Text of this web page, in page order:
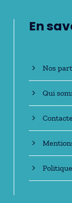
En
Nos
Qui